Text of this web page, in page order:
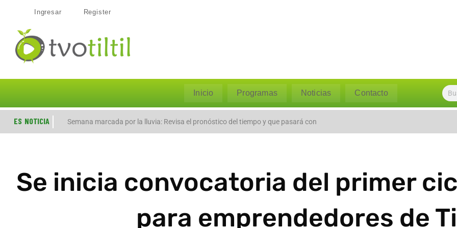
Ingresar Register
Inicio Programas Noticias Contacto
ES NOTICIA
Semana marcada por la lluvia: Revisa el pronóstico del tiempo y que pasará con
Evacúan preventivamente a familias por aumento del caudal del río Polpaico ant
Se inicia convocatoria del primer
para emprendedores de